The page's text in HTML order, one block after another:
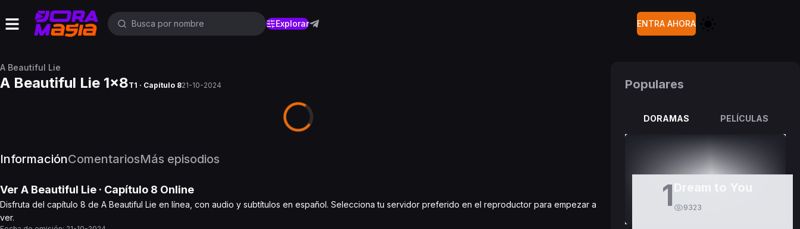
Explorar ENTRA AHORA
A Beautiful Lie
A Beautiful Lie 1x8T1 · Capítulo 821-10-2024
InformaciónComentariosMás episodios
Ver A Beautiful Lie · Capítulo 8 Online
Disfruta del capítulo 8 de A Beautiful Lie en línea, con audio y subtítulos en español. Selecciona tu servidor preferido en el reproductor para empezar a
ver.
Populares
DORAMAS PELÍCULAS
1Dream to You
9323